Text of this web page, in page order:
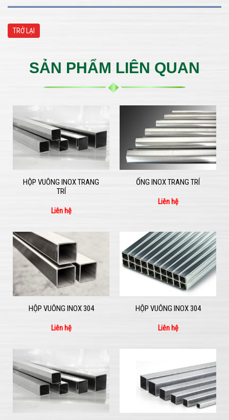
TRỞ LẠI
SẢN PHẨM LIÊN QUAN
HỘP VUÔNG INOX TRANG
TRÍ
Liên hệ
ỐNG INOX TRANG TRÍ
Liên hệ
HỘP VUÔNG INOX 304
Liên hệ
HỘP VUÔNG INOX 304
Liên hệ